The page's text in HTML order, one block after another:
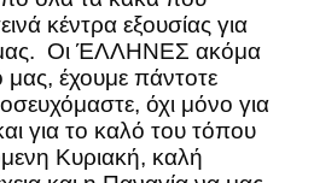
κέντρα εξουσίας για
Οι ΈΛΛΗΝΕΣ ακόμα
έχουμε πάντοτε
όχι μόνο για
για το καλό του τόπου
Κυριακή, καλή